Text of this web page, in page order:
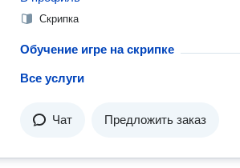
Скрипка
Обучение игре на скрипке
Все услуги
Чат Предложить заказ